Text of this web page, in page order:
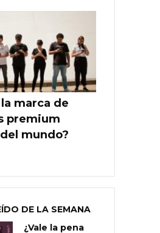
la marca de
premium
mundo?
DE LA SEMANA
¿Vale la pena